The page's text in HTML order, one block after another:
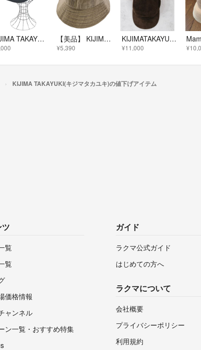
KIJIMA TAKAYUKI キジマタカユキ キャップ 黒 【古着】【中古】【送料無料】 【美品】 KIJIMA TAKAYUKI / キジマタカユキ | × THE DODO JEAN 百々千晴 WOOL SAILOR HAT / ウールセーラーハット 帽子 | 1 | ベージュ系 | レディース
¥5,390
KIJIMATAKAYUKI ゴートレザー ジェットキャップ 上代3.2万
¥11,000
KIJIMA TAKAYUKI(キジマタカユキ)の値下げアイテム
覧
覧
価格情報
ャンネル
ン一覧・おすすめ特集
ガイド
ラクマ公式ガイド
はじめての方へ
ラクマについて
会社概要
プライバシーポリシー
利用規約